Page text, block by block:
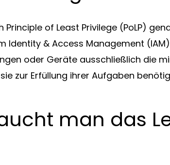
Principle of Least Privilege (PoLP)
Identity & Access Management
oder Geräte ausschließlich die
zur Erfüllung ihrer Aufgaben
man das